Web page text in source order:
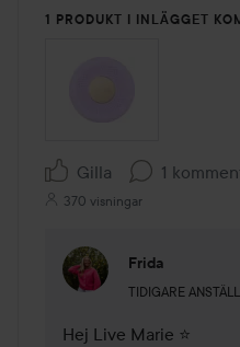
1 PRODUKT I INLÄGGET
Gilla 1
370 visningar
Frida
TIDIGARE
Användarens
Hej Live Marie ⭐